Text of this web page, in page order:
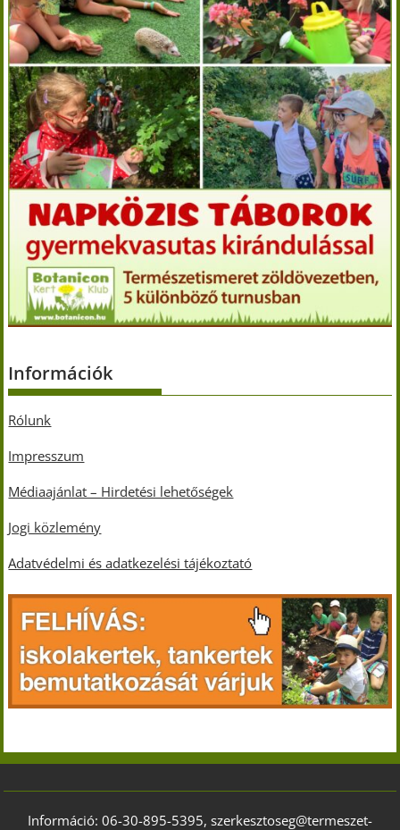
Információk
Rólunk
Impresszum
Médiaajánlat – Hirdetési lehetőségek
Jogi közlemény
Adatvédelmi és adatkezelési tájékoztató
Információ: 06-30-895-5395, szerkesztoseg@termeszet-